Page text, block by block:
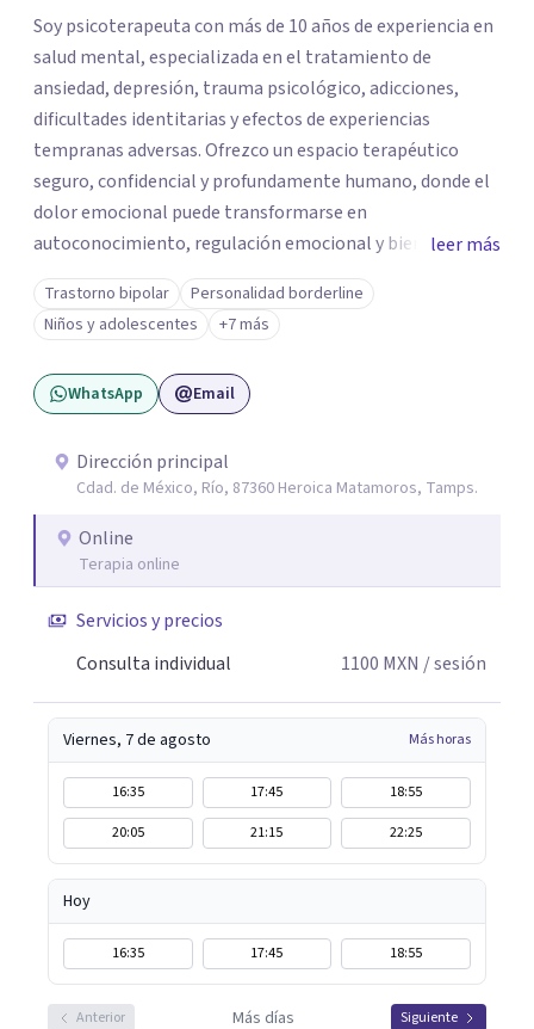
Soy psicoterapeuta con más de 10 años de experiencia en
salud mental, especializada en el tratamiento de
ansiedad, depresión, trauma psicológico, adicciones,
dificultades identitarias y efectos de experiencias
tempranas adversas. Ofrezco un espacio terapéutico
seguro, confidencial y profundamente humano, donde el
dolor emocional puede transformarse en
autoconocimiento, regulación emocional y bienestar.
Trabajo desde un enfoque integrativo que combina
psicoanálisis, terapia somática y de trauma, psicología
corporal, Mentalization Based Therapy (MBT),
hipnoterapia y respiración neurodinámica, integrando
actualmente la Psicología Analítica Junguiana. Mi
ecopsicología y el trabajo simbólico con el inconsciente,
entendiendo que cada proceso terapéutico es único y
requiere una mirada personalizada.
leer más
Trastorno bipolar
Personalidad borderline
Niños y adolescentes
+7 más
WhatsApp Email
Dirección principal
Cdad. de México, Río, 87360 Heroica Matamoros, Tamps.
Online
Terapia online
Servicios y precios
Consulta individual
1100 MXN / sesión
Viernes, 7 de agosto Más horas
16:35 17:45
18:55
20:05
21:15 22:25
Hoy
16:35 17:45 18:55
Anterior Más días Siguiente